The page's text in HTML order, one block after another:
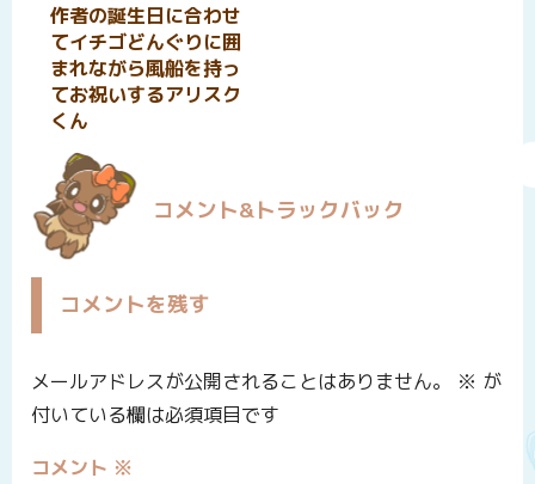
作者の誕生日に合わせ
てイチゴどんぐりに囲
まれながら風船を持っ
てお祝いするアリスク
くん
コメント&トラックバック
コメントを残す
メールアドレスが公開されることはありません。 ※ が
付いている欄は必須項目です
コメント ※